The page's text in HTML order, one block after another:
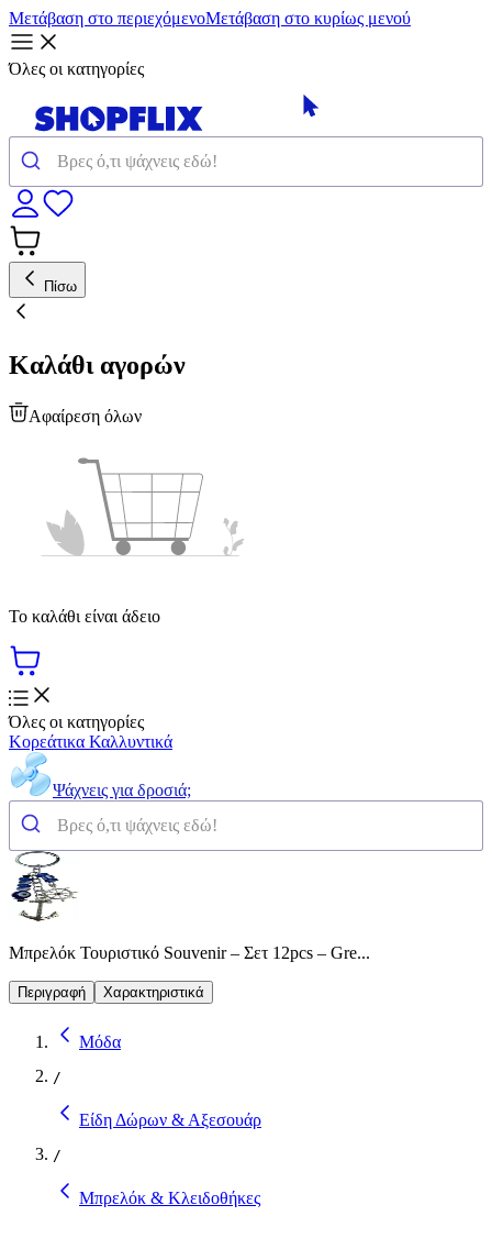
Μετάβαση στο περιεχόμενοΜετάβαση στο κυρίως μενού
Όλες οι κατηγορίες
Πίσω
Καλάθι αγορών
Αφαίρεση όλων
Το καλάθι είναι άδειο
Όλες οι κατηγορίες
Κορεάτικα Καλλυντικά
Ψάχνεις για δροσιά;
Μπρελόκ Τουριστικό Souvenir – Σετ 12pcs – Gre...
Περιγραφή Χαρακτηριστικά
Μόδα
/
Είδη Δώρων & Αξεσουάρ
/
Μπρελόκ & Κλειδοθήκες